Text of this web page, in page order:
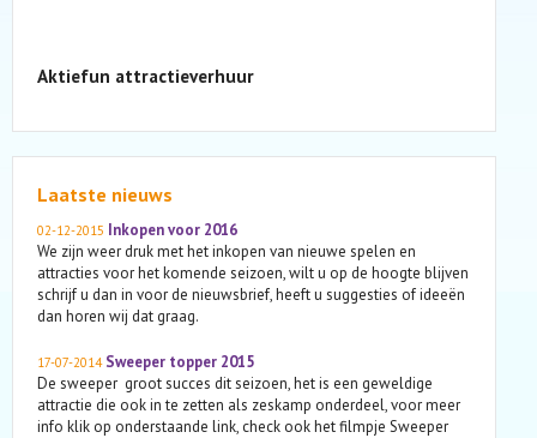
Aktiefun attractieverhuur
Laatste nieuws
02-12-2015 Inkopen voor 2016
We zijn weer druk met het inkopen van nieuwe spelen en
attracties voor het komende seizoen, wilt u op de hoogte blijven
schrijf u dan in voor de nieuwsbrief, heeft u suggesties of ideeën
dan horen wij dat graag.
17-07-2014Sweeper topper 2015
De sweeper groot succes dit seizoen, het is een geweldige
attractie die ook in te zetten als zeskamp onderdeel, voor meer
info klik op onderstaande link, check ook het filmpje Sweeper